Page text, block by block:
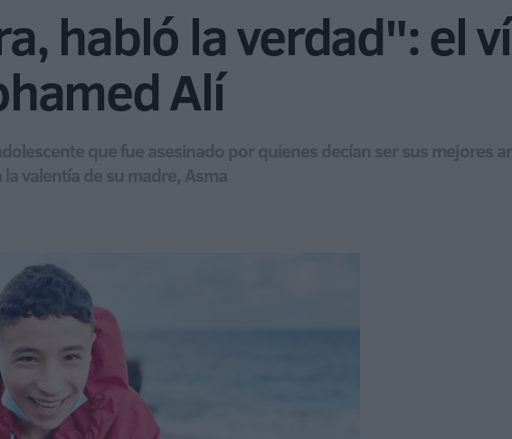
habló la verdad": el
Alí
que fue asesinado por quienes decían ser sus mejores
valentía de su madre, Asma